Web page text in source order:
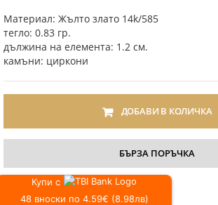
Материал: Жълто злато 14k/585
тегло: 0.83 гр.
дължина на елемента: 1.2 см.
камъни: циркони
ДОБАВИ В КОЛИЧКА
БЪРЗА ПОРЪЧКА
Купи с
48 вноски по 4.59€ (8.98лв)